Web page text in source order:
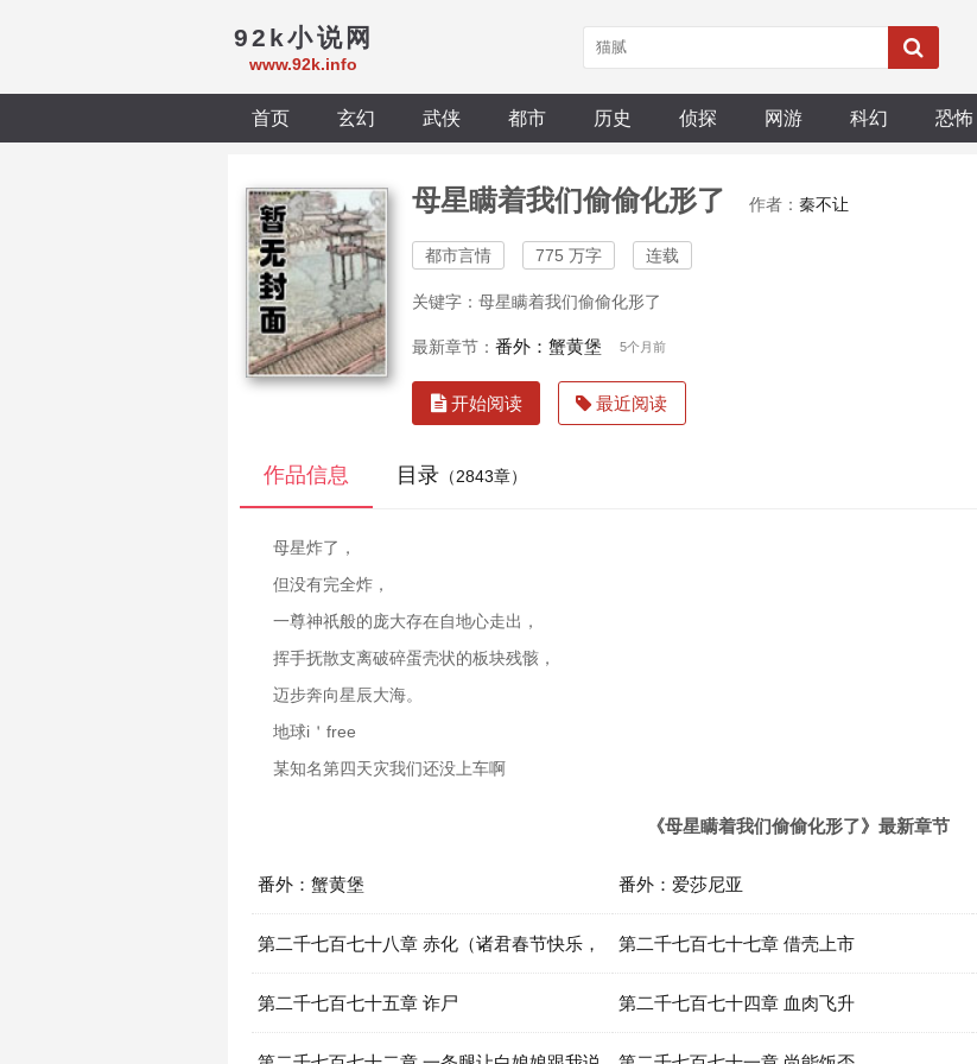
92k小说网
www.92k.info
首页 玄幻 武侠 都市 历史 侦探 网游 科幻 恐怖
母星瞒着我们偷偷化形了 作者： 秦不让
都市言情 775 万字 连载
关键字：母星瞒着我们偷偷化形了
最新章节： 番外：蟹黄堡 5个月前
开始阅读 最近阅读
作品信息 目录 （2843章）
母星炸了，
但没有完全炸，
一尊神祇般的庞大存在自地心走出，
挥手抚散支离破碎蛋壳状的板块残骸，
迈步奔向星辰大海。
地球i＇free
某知名第四天灾我们还没上车啊
《母星瞒着我们偷偷化形了》最新章节
番外：蟹黄堡 番外：爱莎尼亚
第二千七百七十八章 赤化（诸君春节快乐，
以及全书完！）
第二千七百七十七章 借壳上市
第二千七百七十五章 诈尸 第二千七百七十四章 血肉飞升